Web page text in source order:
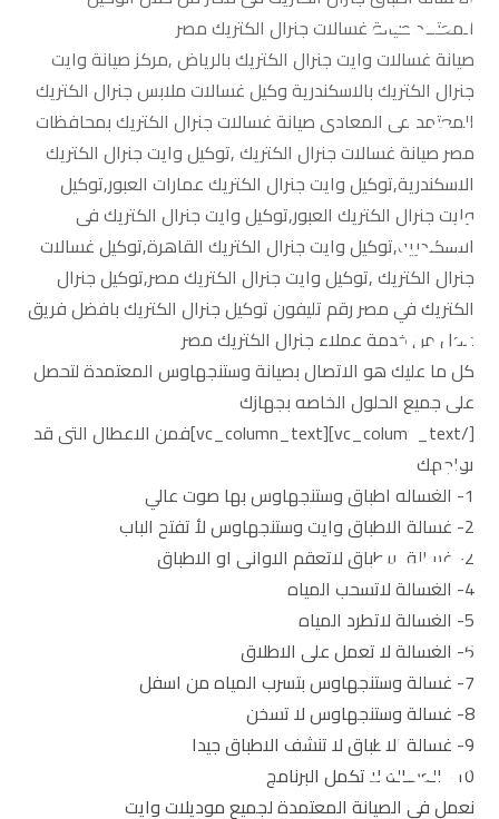
المعتمد صيانة غسالات جنرال الكتريك مصر
صيانة غسالات وايت جنرال الكتريك بالرياض ,مركز صيانة وايت
جنرال الكتريك بالاسكندرية وكيل غسالات ملابس جنرال الكتريك
المعتمد فى المعادى صيانة غسالات جنرال الكتريك بمحافظات
مصر صيانة غسالات جنرال الكتريك ,توكيل وايت جنرال الكتريك
الاسكندرية,توكيل وايت جنرال الكتريك عمارات العبور,توكيل
وايت جنرال الكتريك العبور,توكيل وايت جنرال الكتريك فى
الاسكندرية,توكيل وايت جنرال الكتريك القاهرة,توكيل غسالات
جنرال الكتريك ,توكيل وايت جنرال الكتريك مصر,توكيل جنرال
الكتريك في مصر رقم تليفون توكيل جنرال الكتريك بافضل فريق
عمل من خدمة عملاء جنرال الكتريك مصر
كل ما عليك هو الاتصال بصيانة وستنجهاوس المعتمدة لتحصل
على جميع الحلول الخاصه بجهازك
[/vc_column_text][vc_column_text]فمن الاعطال التى قد
تواجهك
1- الغساله اطباق وستنجهاوس بها صوت عالي
2- غسالة الاطباق وايت وستنجهاوس لأ تفتح الباب
2- غسالة الاطباق لاتعقم الاوانى او الاطباق
4- الغسالة لاتسحب المياه
5- الغسالة لاتطرد المياه
6- الغسالة لا تعمل على الاطلاق
7- غسالة وستنجهاوس بتسرب المياه من اسفل
8- غسالة وستنجهاوس لا تسخن
9- غسالة الاطباق لا تنشف الاطباق جيدا
10- الغسالة لا تكمل البرنامج
نعمل فى الصيانة المعتمدة لجميع موديلات وايت